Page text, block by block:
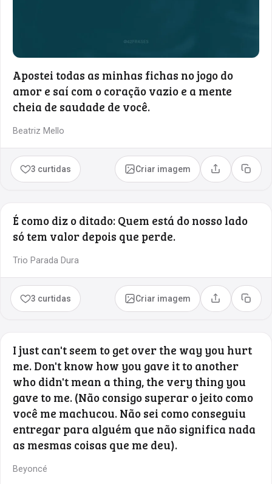
Apostei todas as minhas fichas no jogo do
amor e saí com o coração vazio e a mente
cheia de saudade de você.
Beatriz Mello
3 curtidas Criar imagem Compartilhar
Copiar
É como diz o ditado: Quem está do nosso lado
só tem valor depois que perde.
Trio Parada Dura
3 curtidas Criar imagem Compartilhar
Copiar
I just can't seem to get over the way you hurt
me. Don't know how you gave it to another
who didn't mean a thing, the very thing you
gave to me. (Não consigo superar o jeito como
você me machucou. Não sei como conseguiu
entregar para alguém que não significa nada
as mesmas coisas que me deu).
Beyoncé